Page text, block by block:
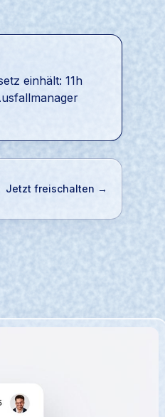
einhält: 11h
Jetzt freischalten →